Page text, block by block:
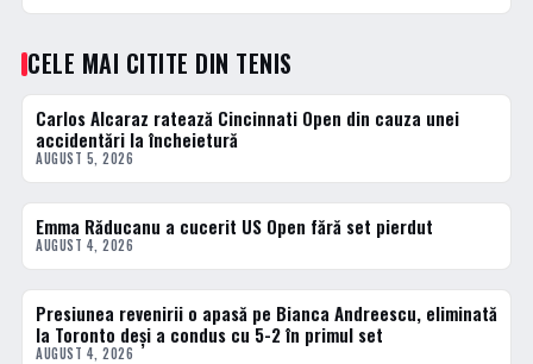
CELE MAI CITITE DIN TENIS
1 · TOP
Carlos Alcaraz ratează Cincinnati Open din cauza unei
accidentări la încheietură
AUGUST 5, 2026
2 · TOP
Emma Răducanu a cucerit US Open fără set pierdut
AUGUST 4, 2026
3 · TOP
Presiunea revenirii o apasă pe Bianca Andreescu, eliminată
la Toronto deși a condus cu 5-2 în primul set
AUGUST 4, 2026